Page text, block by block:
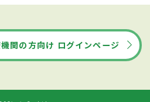
関の方向け ログインページ